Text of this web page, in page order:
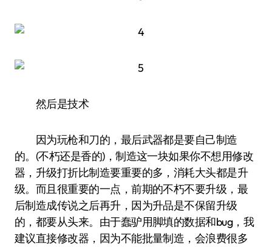
然后是技术
因为玩枪和刀的，最后武器都是要自己制造
的。(不朽还是香的)，制造这一块如果你不想用修改
器，升级打折比制造要重要的多，消耗大头都是升
级。而且很重要的一点，前期的不朽不要升级，最
后制造成传说之后再升，因为升品是不保留升级
的，都要从头来。由于蠢驴用脚填的数据和bug，我
建议直接修改器，因为不能批量制造，会浪费很多